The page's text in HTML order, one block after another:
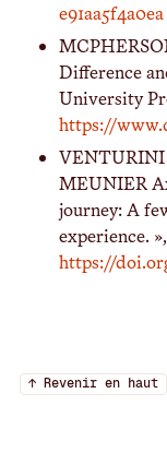
e91aa5f4a0ea
Difference
University
https://
VENTURINI
MEUNIER
journey: A
experience.
https://
↑ Revenir en haut